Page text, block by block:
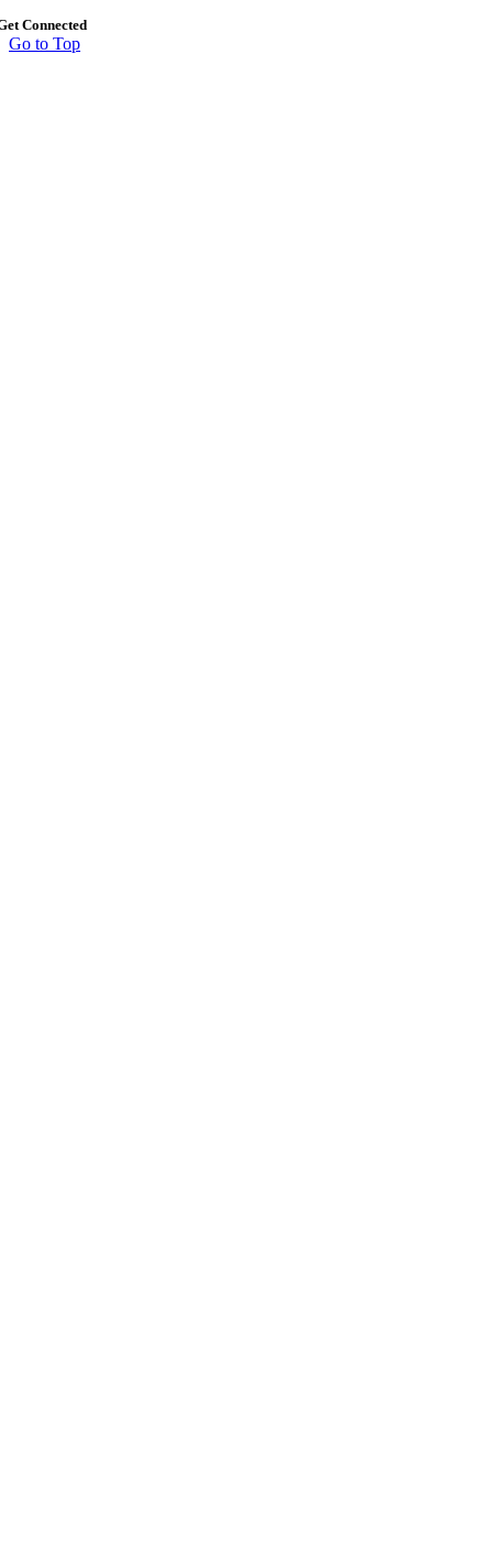
Connected
Go to Top